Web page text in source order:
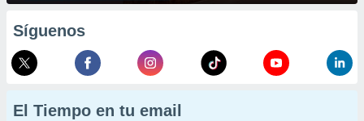
Síguenos
El Tiempo en tu email